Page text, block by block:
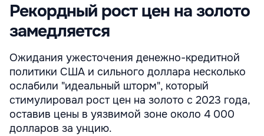
Рекордный рост цен на золото
замедляется
Ожидания ужесточения денежно-кредитной
политики США и сильного доллара несколько
ослабили "идеальный шторм", который
стимулировал рост цен на золото с 2023 года,
оставив цены в уязвимой зоне около 4 000
долларов за унцию.